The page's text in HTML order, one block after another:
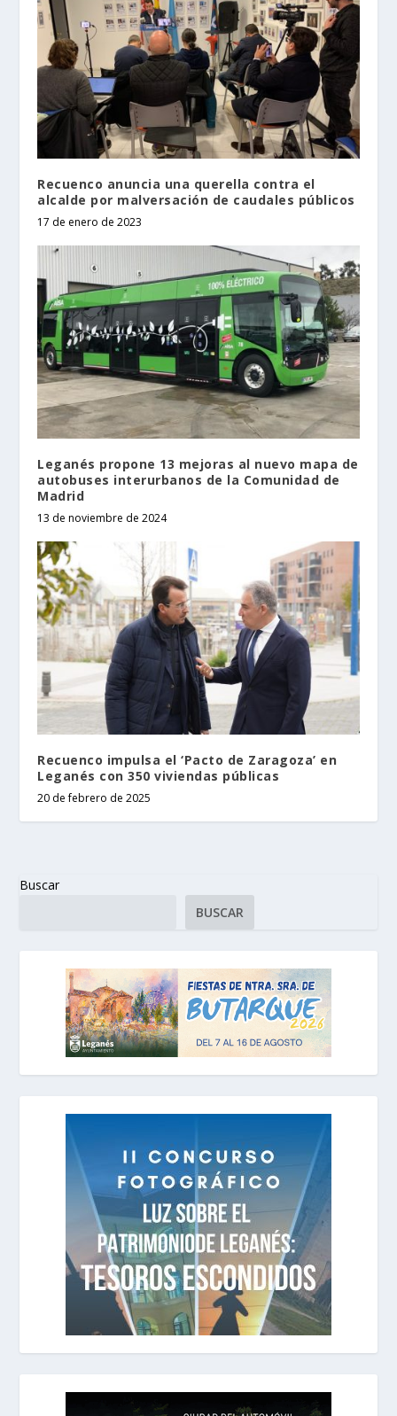
Recuenco anuncia una querella contra el
alcalde por malversación de caudales públicos
17 de enero de 2023
Leganés propone 13 mejoras al nuevo mapa de
autobuses interurbanos de la Comunidad de
Madrid
13 de noviembre de 2024
Recuenco impulsa el ‘Pacto de Zaragoza’ en
Leganés con 350 viviendas públicas
20 de febrero de 2025
Buscar
BUSCAR